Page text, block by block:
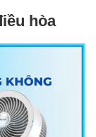
hòa